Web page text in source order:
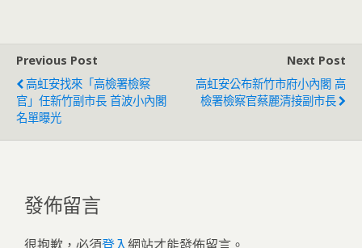
Previous Post
高虹安找來「高檢署檢察
官」任新竹副市長 首波小內閣
名單曝光
Next Post
高虹安公布新竹市府小內閣 高
檢署檢察官蔡麗清接副市長
發佈留言